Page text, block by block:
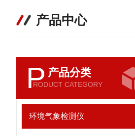
产品中心
P 产品分类
RODUCT CATEGORY
环境气象检测仪